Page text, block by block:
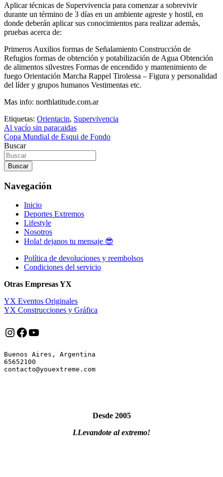
Aplicar técnicas de Supervivencia para comenzar a sobrevivir
durante un término de 3 días en un ambiente agreste y hostil, en
donde deberán aplicar sus conocimientos para realizar además,
pruebas acerca de:
Primeros Auxilios formas de Señalamiento Construcción de
Refugios formas de obtención y potabilización de Agua Obtención
de alimentos silvestres Formas de encendido y mantenimiento de
fuego Orientación Marcha Rappel Tirolessa – Figura y personalidad
del líder y grupos humanos Vestimentas etc.
Mas info: northlatitude.com.ar
Etiquetas: Orientacin, Supervivencia
Navegación
de
entradas
Al vacío sin paracaidas
Copa Mundial de Esqui de Fondo
Buscar
Buscar
Navegación
Inicio
Deportes Extremos
Lifestyle
Nosotros
Hola! dejanos tu mensaje 😎
Política de devoluciones y reembolsos
Condiciones del servicio
Otras Empresas YX
YX Eventos Originales
YX Construcciones y Gráfica
Instagram
Facebook
YouTube
Buenos Aires, Argentina
65652100
Desde 2005
LLevandote al extremo!